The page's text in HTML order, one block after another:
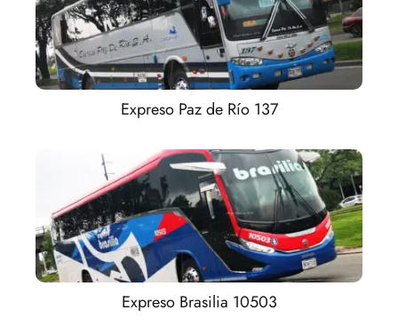
Expreso Paz de Río 137
Expreso Brasilia 10503